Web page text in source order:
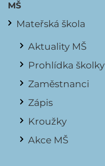
MŠ
Mateřská škola
Aktuality MŠ
Prohlídka školky
Zaměstnanci
Zápis
Kroužky
Akce MŠ